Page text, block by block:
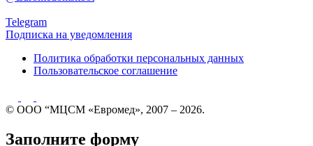
Telegram
Подписка на уведомления
Политика обработки персональных данных
Пользовательское соглашение
© ООО “МЦСМ «Евромед», 2007 – 2026.
Заполните форму